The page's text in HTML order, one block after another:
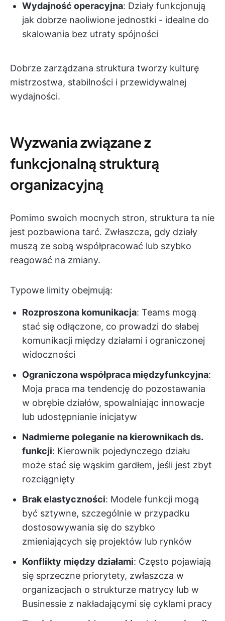
Wydajność operacyjna: Działy funkcjonują
jak dobrze naoliwione jednostki - idealne do
skalowania bez utraty spójności
Dobrze zarządzana struktura tworzy kulturę
mistrzostwa, stabilności i przewidywalnej
wydajności.
Wyzwania związane z
funkcjonalną strukturą
organizacyjną
Pomimo swoich mocnych stron, struktura ta nie
jest pozbawiona tarć. Zwłaszcza, gdy działy
muszą ze sobą współpracować lub szybko
reagować na zmiany.
Typowe limity obejmują:
Rozproszona komunikacja: Teams mogą
stać się odłączone, co prowadzi do słabej
komunikacji między działami i ograniczonej
widoczności
Ograniczona współpraca międzyfunkcyjna:
Moja praca ma tendencję do pozostawania
w obrębie działów, spowalniając innowacje
lub udostępnianie inicjatyw
Nadmierne poleganie na kierownikach ds.
funkcji: Kierownik pojedynczego działu
może stać się wąskim gardłem, jeśli jest zbyt
rozciągnięty
Brak elastyczności: Modele funkcji mogą
być sztywne, szczególnie w przypadku
dostosowywania się do szybko
zmieniających się projektów lub rynków
Konflikty między działami: Często pojawiają
się sprzeczne priorytety, zwłaszcza w
organizacjach o strukturze matrycy lub w
Businessie z nakładającymi się cyklami pracy